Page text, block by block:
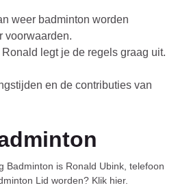
weer badminton worden
voorwaarden.
legt je de regels graag uit.
en de contributies van
Badminton is Ronald Ubink, telefoon
Lid worden? Klik hier.